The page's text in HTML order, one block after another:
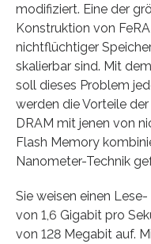
modifiziert. Eine der
Konstruktion von
nichtflüchtiger
skalierbar sind. Mit
soll dieses Problem
werden die Vorteile
DRAM mit jenen von
Flash Memory
Nanometer-Technik
Sie weisen einen
von 1,6 Gigabit pro
von 128 Megabit auf.